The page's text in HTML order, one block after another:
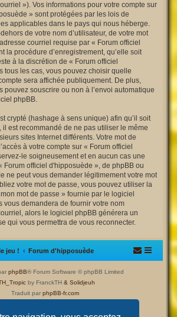
»). Vos informations pour votre compte sur
» sont protégées par les lois de
applicables dans le pays qui nous héberge.
de votre nom d’utilisateur, de votre mot
courriel requise par « Forum officiel
la procédure d’enregistrement, qu’elle soit
à la discrétion de « Forum officiel
tous les cas, vous pouvez choisir quelle
sera affichée publiquement. De plus,
pouvez souscrire ou non à l’envoi automatique
phpBB.
crypté (hashage à sens unique) afin qu’il soit
est recommandé de ne pas utiliser le même
sites Internet différents. Votre mot de
à votre compte sur « Forum officiel
le soigneusement et en aucun cas une
Forum officiel d'hipposuède », de phpBB ou
ne peut vous demander légitimement votre mot
votre mot de passe, vous pouvez utiliser la
mot de passe » fournie par le logiciel
vous demandera de fournir votre nom
alors le logiciel phpBB générera un
qui vous permettra de vous reconnecter.
jeu ! Forum d'hipposuède
phpBB® Forum Software © phpBB Limited
by FranckTH & Solidjeuh
Traduit par phpBB-fr.com